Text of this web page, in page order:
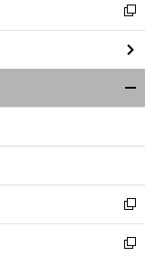
く
新
し
い
ウ
ィ
ン
ウ
開
く
新
し
い
新